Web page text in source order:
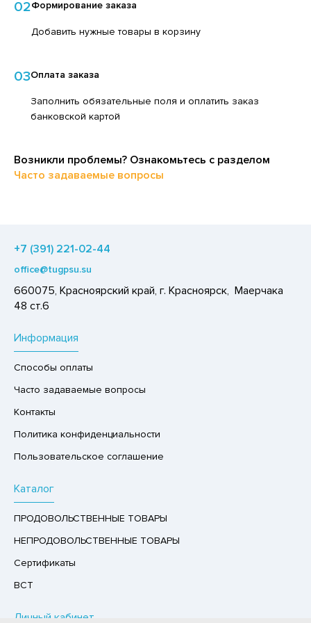
БЫСТРОГО ПРИГОТОВЛЕНИЯ
СОДА
ОРЕХИ, ГРИБЫ
ШОКОЛАДНЫЕ БАТОНЧИКИ,
ПАСТА
ДЛЯ УХОДА ЗА КОЖЕЙ РУК
ДЛЯ УХОДА ЗА ПОЛОСТЬЮ РТА
ЛИЧНОЙ ГИГИЕНЫ
МОЮЩИЕ,ЧИСТЯЩИЕ
ПРИНАДЛЕЖНОСТИ
02Формирование заказа
Добавить нужные товары в корзину
03Оплата заказа
Заполнить обязательные поля и оплатить заказ
банковской картой
Возникли проблемы? Ознакомьтесь с разделом
Часто задаваемые вопросы
Информация
Способы оплаты
Часто задаваемые вопросы
Контакты
Политика конфиденциальности
Пользовательское соглашение
Каталог
ПРОДОВОЛЬСТВЕННЫЕ ТОВАРЫ
НЕПРОДОВОЛЬСТВЕННЫЕ ТОВАРЫ
Сертификаты
ВСТ
Личный кабинет
+7 (391) 221-02-44
office@tugpsu.su
660075, Красноярский край, г. Красноярск, Маерчака
48 ст.6